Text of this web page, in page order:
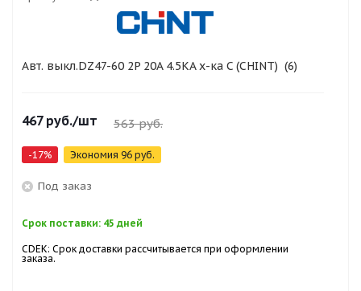
Авт. выкл.DZ47-60 2P 20A 4.5KA х-ка C (CHINT) (6)
467руб./шт 563руб.
-17% Экономия 96 руб.
Под заказ
Срок поставки: 45 дней
CDEK: Срок доставки рассчитывается при оформлении
заказа.